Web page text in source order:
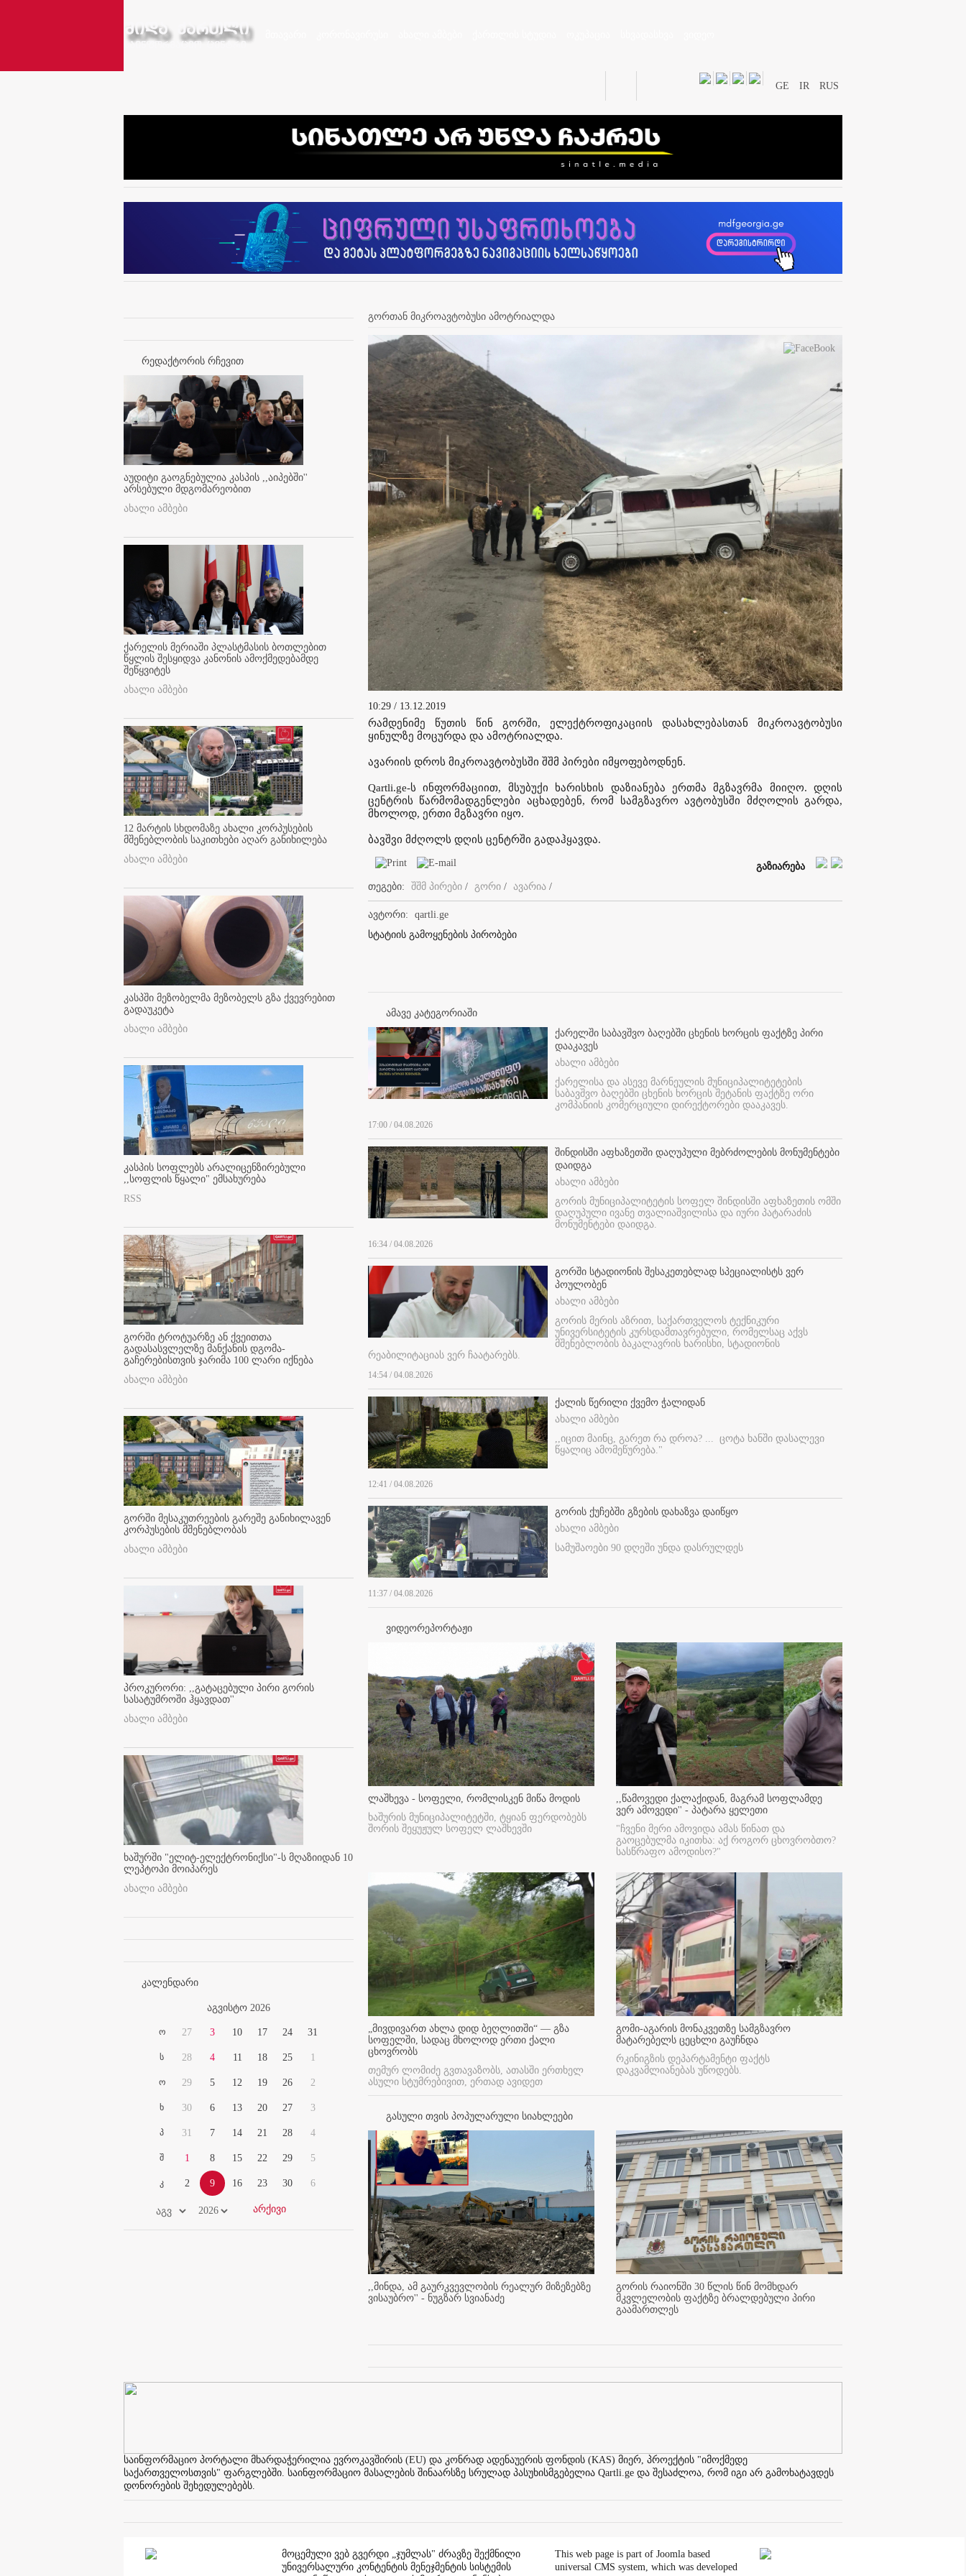
GE IR RUS
რედაქტორის რჩევით
აუდიტი გაოგნებულია კასპის ,,აიპებში''
არსებული მდგომარეობით
ახალი ამბები
ქარელის მერიაში პლასტმასის ბოთლებით
წყლის შესყიდვა კანონის ამოქმედებამდე
შეწყვიტეს
ახალი ამბები
12 მარტის სხდომაზე ახალი კორპუსების
მშენებლობის საკითხები აღარ განიხილება
ახალი ამბები
კასპში მეზობელმა მეზობელს გზა ქვევრებით
გადაუკეტა
ახალი ამბები
კასპის სოფლებს არალიცენზირებული
,,სოფლის წყალი" ემსახურება
RSS
გორში ტროტუარზე ან ქვეითთა
გადასასვლელზე მანქანის დგომა-
გაჩერებისთვის ჯარიმა 100 ლარი იქნება
ახალი ამბები
გორში მესაკუთრეების გარეშე განიხილავენ
კორპუსების მშენებლობას
ახალი ამბები
პროკურორი: ,,გატაცებული პირი გორის
სასატუმროში ჰყავდათ''
ახალი ამბები
ხაშურში "ელიტ-ელექტრონიქსი"-ს მღაზიიდან 10
ლეპტოპი მოიპარეს
ახალი ამბები
კალენდარი
აგვისტო 2026
ო
ს
ო
ხ
პ
შ
კ
27
28
29
30
31
1
2
3
4
5
6
7
8
9
10
11
12
13
14
15
16
17
18
19
20
21
22
23
24
25
26
27
28
29
30
31
1
2
3
4
5
6
გორთან მიკროავტობუსი ამოტრიალდა
10:29 / 13.12.2019
რამდენიმე წუთის წინ გორში, ელექტროფიკაციის დასახლებასთან მიკროავტობუსი
ყინულზე მოცურდა და ამოტრიალდა.
ავარიის დროს მიკროავტობუსში შშმ პირები იმყოფებოდნენ.
Qartli.ge-ს ინფორმაციით, მსუბუქი ხარისხის დაზიანება ერთმა მგზავრმა მიიღო. დღის
ცენტრის წარმომადგენლები აცხადებენ, რომ სამგზავრო ავტობუსში მძღოლის გარდა,
მხოლოდ, ერთი მგზავრი იყო.
ბავშვი მძღოლს დღის ცენტრში გადაჰყავდა.
გაზიარება
თეგები:
შშმ პირები / გორი / ავარია /
ავტორი:
qartli.ge
სტატიის გამოყენების პირობები
ამავე კატეგორიაში
ქარელში საბავშვო ბაღებში ცხენის ხორცის ფაქტზე პირი
დააკავეს
ახალი ამბები
ქარელისა და ასევე მარნეულის მუნიციპალიტეტების
საბავშვო ბაღებში ცხენის ხორცის შეტანის ფაქტზე ორი
კომპანიის კომერციული დირექტორები დააკავეს.
17:00 / 04.08.2026
შინდისში აფხაზეთში დაღუპული მებრძოლების მონუმენტები
დაიდგა
ახალი ამბები
გორის მუნიციპალიტეტის სოფელ შინდისში აფხაზეთის ომში
დაღუპული ივანე თვალიაშვილისა და იური პატარაძის
მონუმენტები დაიდგა.
16:34 / 04.08.2026
გორში სტადიონის შესაკეთებლად სპეციალისტს ვერ
პოულობენ
ახალი ამბები
გორის მერის აზრით, საქართველოს ტექნიკური
უნივერსიტეტის კურსდამთავრებული, რომელსაც აქვს
მშენებლობის ბაკალავრის ხარისხი, სტადიონის
რეაბილიტაციას ვერ ჩაატარებს.
14:54 / 04.08.2026
ქალის წერილი ქვემო ჭალიდან
ახალი ამბები
,,იცით მაინც, გარეთ რა დროა? ... ცოტა ხანში დასალევი
წყალიც ამომეწურება."
12:41 / 04.08.2026
გორის ქუჩებში გზების დახაზვა დაიწყო
ახალი ამბები
სამუშაოები 90 დღეში უნდა დასრულდეს
11:37 / 04.08.2026
ვიდეორეპორტაჟი
ლაშხევა - სოფელი, რომლისკენ მიწა მოდის
ხაშურის მუნიციპალიტეტში, ტყიან ფერდობებს
შორის შეყუჟულ სოფელ ლაშხევში
,,წამოვედი ქალაქიდან, მაგრამ სოფლამდე
ვერ ამოვედი'' - პატარა ყელეთი
"ჩვენი მერი ამოვიდა ამას წინათ და
გაოცებულმა იკითხა: აქ როგორ ცხოვრობთო?
სასწრაფო ამოდისო?"
„მივდივართ ახლა დიდ ბეღლითში“ — გზა
სოფელში, სადაც მხოლოდ ერთი ქალი
ცხოვრობს
თემურ ლომიძე გვთავაზობს, ათასში ერთხელ
ასული სტუმრებივით, ერთად ავიდეთ
გომი-აგარის მონაკვეთზე სამგზავრო
მატარებელს ცეცხლი გაუჩნდა
რკინიგზის დეპარტამენტი ფაქტს
დაკვამლიანებას უწოდებს.
გასული თვის პოპულარული სიახლეები
,,მინდა, ამ გაურკვევლობის რეალურ მიზეზებზე
ვისაუბრო'' - ნუგზარ სვიანაძე
გორის რაიონში 30 წლის წინ მომხდარ
მკვლელობის ფაქტზე ბრალდებული პირი
გაამართლეს
საინფორმაციო პორტალი მხარდაჭერილია ევროკავშირის (EU) და კონრად ადენაუერის ფონდის (KAS) მიერ, პროექტის "იმოქმედე
საქართველოსთვის" ფარგლებში. საინფორმაციო მასალების შინაარსზე სრულად პასუხისმგებელია Qartli.ge და შესაძლოა, რომ იგი არ გამოხატავდეს
დონორების შეხედულებებს.
მოცემული ვებ გვერდი „ჯუმლას" ძრავზე შექმნილი
უნივერსალური კონტენტის მენეჯმენტის სისტემის
This web page is part of Joomla based
universal CMS system, which was developed